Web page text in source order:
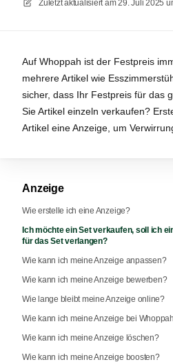
Zuletzt aktualisiert am29. Juli 2025
Auf Whoppah ist der Festpreis
mehrere Artikel wie
sicher, dass Ihr Festpreis für das
Sie Artikel einzeln verkaufen?
Artikel eine Anzeige, um
Anzeige
Wie erstelle ich eine Anzeige?
Ich möchte ein Set verkaufen, soll ich
für das Set verlangen?
Wie kann ich meine Anzeige anpassen?
Wie kann ich meine Anzeige bewerben?
Wie lange bleibt meine Anzeige online?
Wie kann ich meine Anzeige bei
Wie kann ich meine Anzeige löschen?
Wie kann ich meine Anzeige boosten?